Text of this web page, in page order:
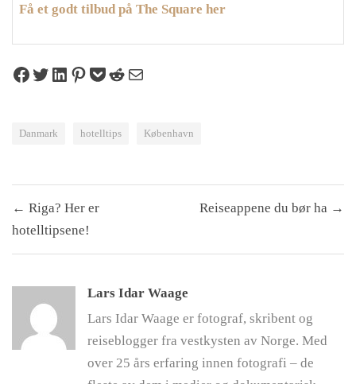
Få et godt tilbud på The Square her
Share on Facebook
Tweet on Twitter
Share on LinkedIn
Pin on Pinterest
Save to pocket
Share on Reddit
Share via Email
Danmark hotelltips København
Innleggsnavigasjon
← Riga? Her er
hotelltipsene!
Reiseappene du bør ha →
Lars Idar Waage
Lars Idar Waage er fotograf, skribent og
reiseblogger fra vestkysten av Norge. Med
over 25 års erfaring innen fotografi – de